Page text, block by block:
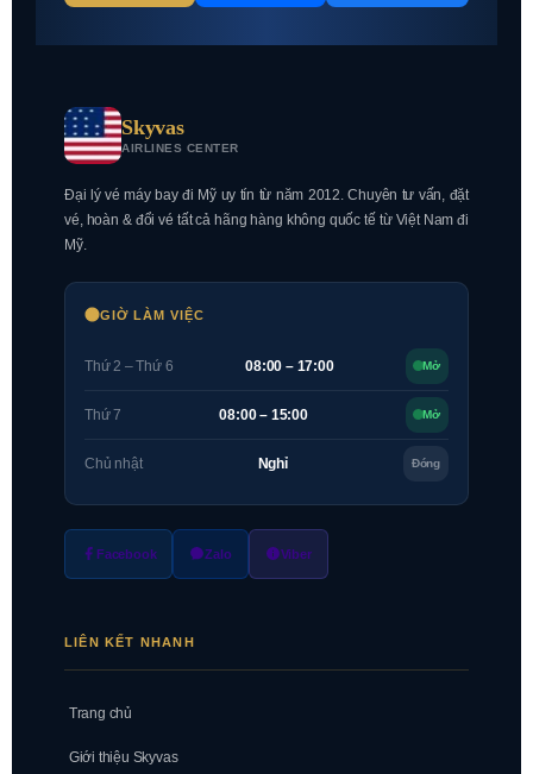
Skyvas
AIRLINES CENTER
Đại lý vé máy bay đi Mỹ uy tín từ năm 2012. Chuyên tư vấn, đặt
vé, hoàn & đổi vé tất cả hãng hàng không quốc tế từ Việt Nam đi
Mỹ.
GIỜ LÀM VIỆC
Thứ 2 – Thứ 6 08:00 – 17:00 Mở
Thứ 7 08:00 – 15:00 Mở
Chủ nhật Nghỉ Đóng
Facebook Zalo Viber
LIÊN KẾT NHANH
Trang chủ
Giới thiệu Skyvas